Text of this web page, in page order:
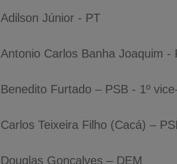
Adilson Júnior - PT
Antonio Carlos Banha Joaquim -
Benedito Furtado – PSB - 1º
Carlos Teixeira Filho (Cacá) –
Douglas Gonçalves – DEM